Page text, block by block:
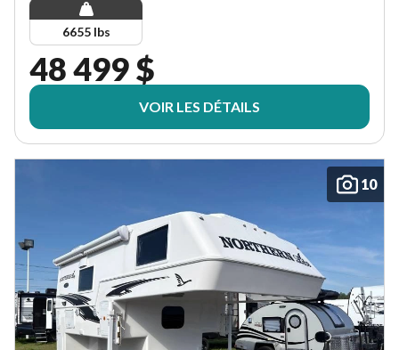
6655 lbs
48 499 $
VOIR LES DÉTAILS
10